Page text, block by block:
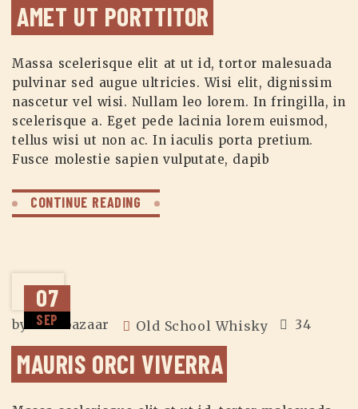
AMET UT PORTTITOR
Massa scelerisque elit at ut id, tortor malesuada
pulvinar sed augue ultricies. Wisi elit, dignissim
nascetur vel wisi. Nullam leo lorem. In fringilla, in
scelerisque a. Eget pede lacinia lorem euismod,
tellus wisi ut non ac. In iaculis porta pretium.
Fusce molestie sapien vulputate, dapib
CONTINUE READING
07
SEP
by zuzubazaar Old School Whisky 34
MAURIS ORCI VIVERRA